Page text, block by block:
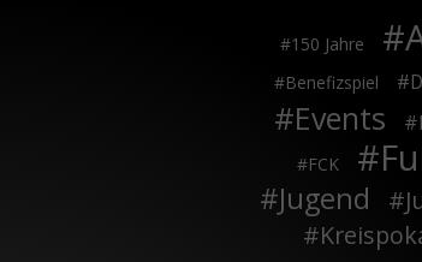
150 Jahre
Benefizspiel
Events
FCK
Jugend